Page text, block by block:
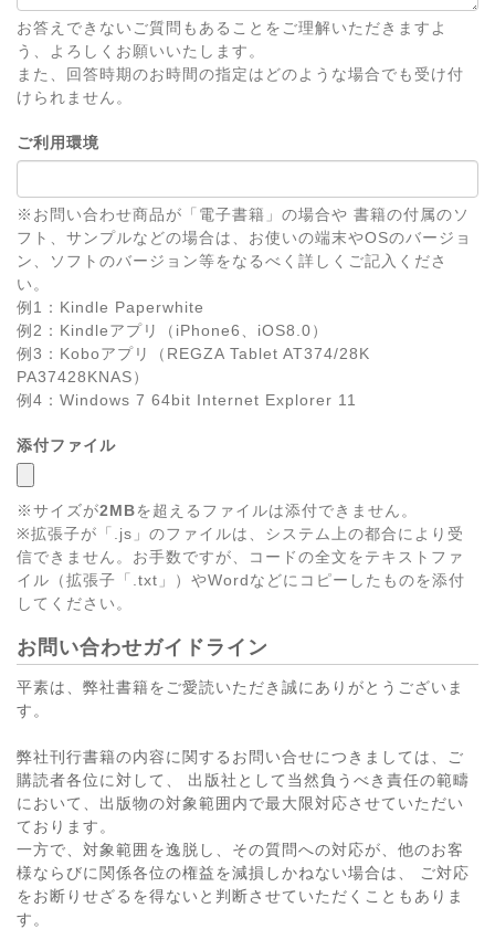
お答えできないご質問もあることをご理解いただきますよ
う、よろしくお願いいたします。
また、回答時期のお時間の指定はどのような場合でも受け付
けられません。
ご利用環境
※お問い合わせ商品が「電子書籍」の場合や 書籍の付属のソ
フト、サンプルなどの場合は、お使いの端末やOSのバージョ
ン、ソフトのバージョン等をなるべく詳しくご記入くださ
い。
例1：Kindle Paperwhite
例2：Kindleアプリ（iPhone6、iOS8.0）
例3：Koboアプリ（REGZA Tablet AT374/28K
PA37428KNAS）
例4：Windows 7 64bit Internet Explorer 11
添付ファイル
※サイズが2MBを超えるファイルは添付できません。
※拡張子が「.js」のファイルは、システム上の都合により受
信できません。お手数ですが、コードの全文をテキストファ
イル（拡張子「.txt」）やWordなどにコピーしたものを添付
してください。
お問い合わせガイドライン
平素は、弊社書籍をご愛読いただき誠にありがとうございま
す。
弊社刊行書籍の内容に関するお問い合せにつきましては、ご
購読者各位に対して、 出版社として当然負うべき責任の範疇
において、出版物の対象範囲内で最大限対応させていただい
ております。
一方で、対象範囲を逸脱し、その質問への対応が、他のお客
様ならびに関係各位の権益を減損しかねない場合は、 ご対応
をお断りせざるを得ないと判断させていただくこともありま
す。